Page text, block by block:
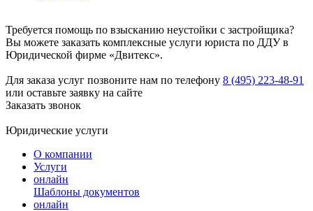
Требуется помощь по взысканию неустойки с застройщика?
Вы можете заказать комплексные услуги юриста по ДДУ в
Юридической фирме «Двитекс».
Для заказа услуг позвоните нам по телефону 8 (495) 223-48-91
или оставьте заявку на сайте
Заказать звонок
Юридические услуги
О компании
Услуги
онлайн
Шаблоны документов
онлайн